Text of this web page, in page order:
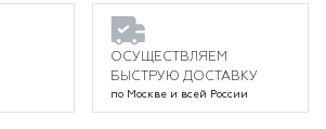
ОСУЩЕСТВЛЯЕМ
БЫСТРУЮ ДОСТАВКУ
по Москве и всей России